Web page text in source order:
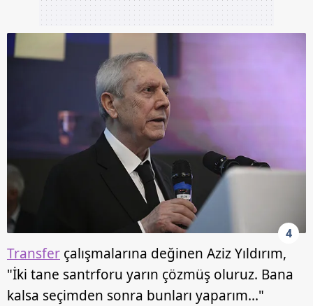
4
Transfer çalışmalarına değinen Aziz Yıldırım,
"İki tane santrforu yarın çözmüş oluruz. Bana
kalsa seçimden sonra bunları yaparım..."